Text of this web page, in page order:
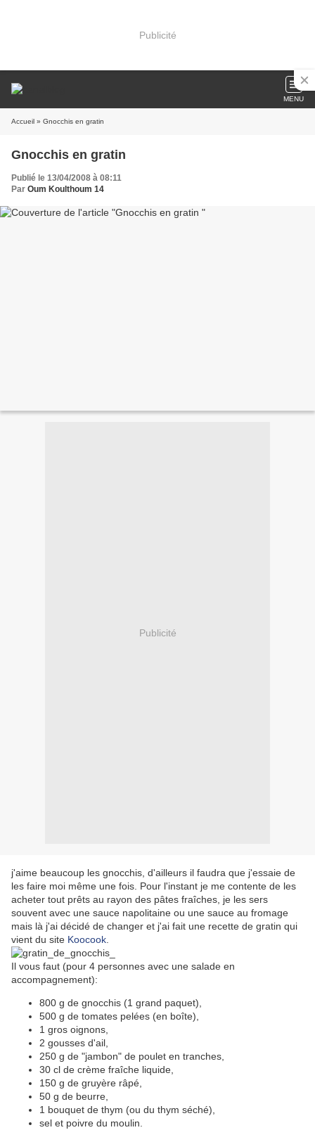
Publicité
MENU
Accueil » Gnocchis en gratin
Gnocchis en gratin
Publié le 13/04/2008 à 08:11
Par Oum Koulthoum 14
Publicité
j'aime beaucoup les gnocchis, d'ailleurs il faudra que j'essaie de
les faire moi même une fois. Pour l'instant je me contente de les
acheter tout prêts au rayon des pâtes fraîches, je les sers
souvent avec une sauce napolitaine ou une sauce au fromage
mais là j'ai décidé de changer et j'ai fait une recette de gratin qui
vient du site Koocook
Il vous faut (pour 4 personnes avec une salade en
accompagnement):
800 g de gnocchis (1 grand paquet),
500 g de tomates pelées (en boîte),
1 gros oignons,
2 gousses d'ail,
250 g de "jambon" de poulet en tranches,
30 cl de crème fraîche liquide,
150 g de gruyère râpé,
50 g de beurre,
1 bouquet de thym (ou du thym séché),
sel et poivre du moulin.